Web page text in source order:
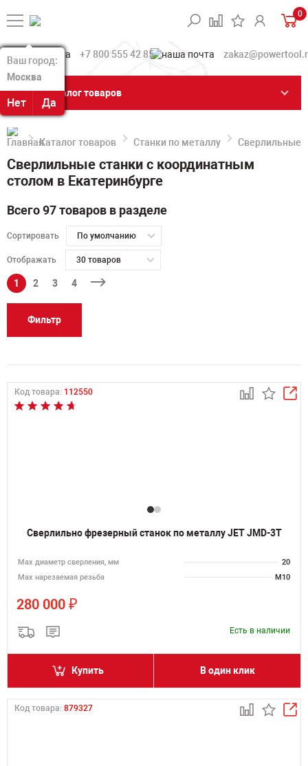
Ваш город:
Москва
Нет Да
Ваш город:
Москва
Нет Да
0
+7 800 555 42 85
Каталог товаров
Каталог товаров Станки по металлу Сверлильные
Сверлильные станки с координатным
столом в Екатеринбурге
Всего 97 товаров в разделе
Сортировать По умолчанию
Отображать 30 товаров
1 2 3 4
Фильтр
Код товара: 112550
Сверлильно фрезерный станок по металлу JET JMD-3T
Мах диаметр сверления, мм
20
Мах нарезаемая резьба
M10
280 000 ₽
Есть в наличии
Купить В один клик
Код товара: 879327